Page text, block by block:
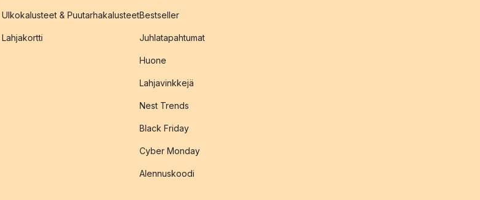
Ulkokalusteet & Puutarhakalusteet
Lahjakortti
Bestseller
Juhlatapahtumat
Huone
Lahjavinkkejä
Nest Trends
Black Friday
Cyber Monday
Alennuskoodi